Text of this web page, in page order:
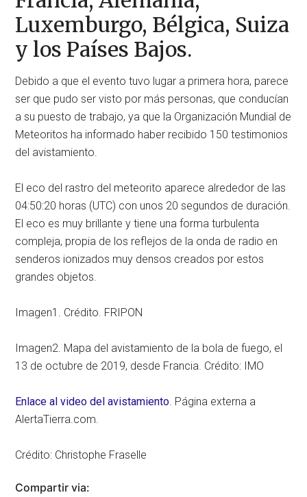
Luxemburgo, Bélgica, Suiza
y los Países Bajos.
Debido a que el evento tuvo lugar a primera hora, parece
ser que pudo ser visto por más personas, que conducían
a su puesto de trabajo, ya que la Organización Mundial de
Meteoritos ha informado haber recibido 150 testimonios
del avistamiento.
El eco del rastro del meteorito aparece alrededor de las
04:50:20 horas (UTC) con unos 20 segundos de duración.
El eco es muy brillante y tiene una forma turbulenta
compleja, propia de los reflejos de la onda de radio en
senderos ionizados muy densos creados por estos
grandes objetos.
Imagen1. Crédito. FRIPON
Imagen2. Mapa del avistamiento de la bola de fuego, el
13 de octubre de 2019, desde Francia. Crédito: IMO
Enlace al video del avistamiento. Página externa a
AlertaTierra.com.
Crédito: Christophe Fraselle
Compartir via: